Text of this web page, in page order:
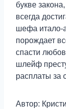
букве
всегда
шефа итало-
порождает
спасти
шлейф
расплаты за
Автор: